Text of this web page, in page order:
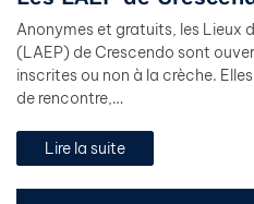
Anonymes et gratuits, les Lieux
(LAEP) de Crescendo sont
inscrites ou non à la crèche.
de rencontre,…
Lire la suite